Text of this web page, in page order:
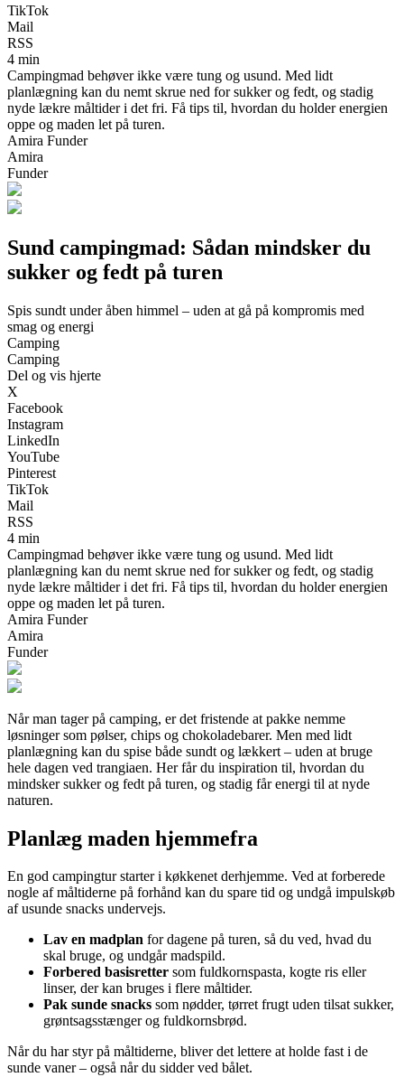
TikTok
Mail
RSS
4 min
Campingmad behøver ikke være tung og usund. Med lidt
planlægning kan du nemt skrue ned for sukker og fedt, og stadig
nyde lækre måltider i det fri. Få tips til, hvordan du holder energien
oppe og maden let på turen.
Amira Funder
Amira
Funder
Sund campingmad: Sådan mindsker du
sukker og fedt på turen
Spis sundt under åben himmel – uden at gå på kompromis med
smag og energi
Camping
Camping
Del og vis hjerte
X
Facebook
Instagram
LinkedIn
YouTube
Pinterest
TikTok
Mail
RSS
4 min
Campingmad behøver ikke være tung og usund. Med lidt
planlægning kan du nemt skrue ned for sukker og fedt, og stadig
nyde lækre måltider i det fri. Få tips til, hvordan du holder energien
oppe og maden let på turen.
Amira Funder
Amira
Funder
Når man tager på camping, er det fristende at pakke nemme
løsninger som pølser, chips og chokoladebarer. Men med lidt
planlægning kan du spise både sundt og lækkert – uden at bruge
hele dagen ved trangiaen. Her får du inspiration til, hvordan du
mindsker sukker og fedt på turen, og stadig får energi til at nyde
naturen.
Planlæg maden hjemmefra
En god campingtur starter i køkkenet derhjemme. Ved at forberede
nogle af måltiderne på forhånd kan du spare tid og undgå impulskøb
af usunde snacks undervejs.
Lav en madplan for dagene på turen, så du ved, hvad du
skal bruge, og undgår madspild.
Forbered basisretter som fuldkornspasta, kogte ris eller
linser, der kan bruges i flere måltider.
Pak sunde snacks som nødder, tørret frugt uden tilsat sukker,
grøntsagsstænger og fuldkornsbrød.
Når du har styr på måltiderne, bliver det lettere at holde fast i de
sunde vaner – også når du sidder ved bålet.